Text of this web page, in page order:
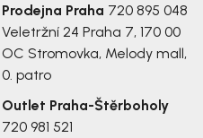
Prodejna Praha 720 895 048
Veletržní 24 Praha 7, 170 00
OC Stromovka, Melody mall,
0. patro
Outlet Praha-Štěrboholy
720 981 521